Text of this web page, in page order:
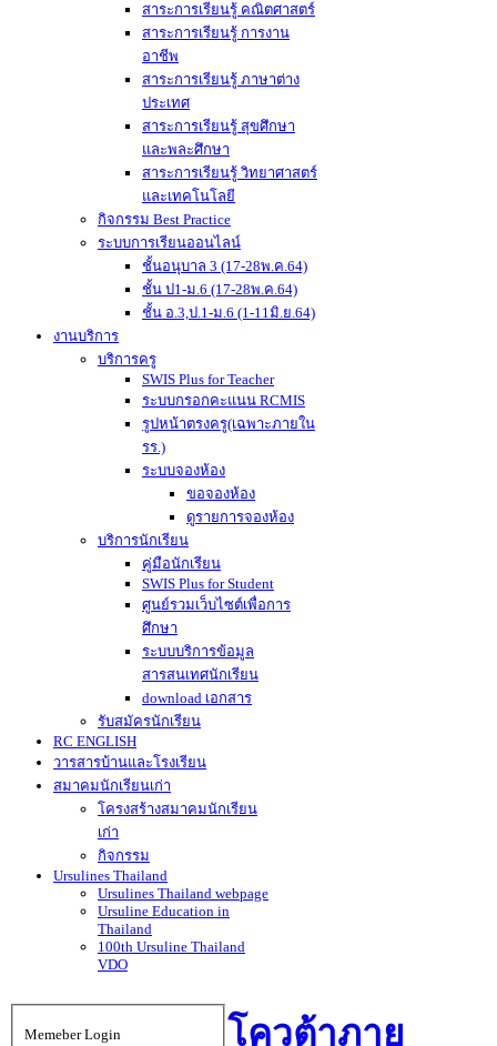
สาระการเรียนรู้ คณิตศาสตร์
สาระการเรียนรู้ การงาน
อาชีพ
สาระการเรียนรู้ ภาษาต่าง
ประเทศ
สาระการเรียนรู้ สุขศึกษา
และพละศึกษา
สาระการเรียนรู้ วิทยาศาสตร์
และเทคโนโลยี
กิจกรรม Best Practice
ระบบการเรียนออนไลน์
ชั้นอนุบาล 3 (17-28พ.ค.64)
ชั้น ป1-ม.6 (17-28พ.ค.64)
ชั้น อ.3,ป.1-ม.6 (1-11มิ.ย.64)
งานบริการ
บริการครู
SWIS Plus for Teacher
ระบบกรอกคะแนน RCMIS
รูปหน้าตรงครู(เฉพาะภายใน
รร.)
ระบบจองห้อง
ขอจองห้อง
ดูรายการจองห้อง
บริการนักเรียน
คู่มือนักเรียน
SWIS Plus for Student
ศูนย์รวมเว็บไซต์เพื่อการ
ศึกษา
ระบบบริการข้อมูล
สารสนเทศนักเรียน
download เอกสาร
รับสมัครนักเรียน
RC ENGLISH
วารสารบ้านและโรงเรียน
สมาคมนักเรียนเก่า
โครงสร้างสมาคมนักเรียน
เก่า
กิจกรรม
Ursulines Thailand
Ursulines Thailand webpage
Ursuline Education in
Thailand
100th Ursuline Thailand
VDO
Memeber Login
โควต้าภาย